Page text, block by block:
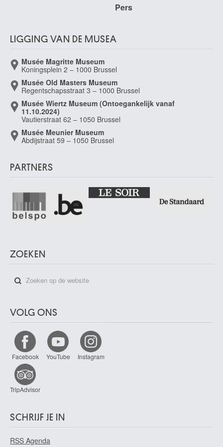
Pers
LIGGING VAN DE MUSEA
Musée Magritte Museum
Koningsplein 2 – 1000 Brussel
Musée Old Masters Museum
Regentschapsstraat 3 – 1000 Brussel
Musée Wiertz Museum (Ontoegankelijk vanaf
11.10.2024)
Vautierstraat 62 – 1050 Brussel
Musée Meunier Museum
Abdijstraat 59 – 1050 Brussel
PARTNERS
ZOEKEN
VOLG ONS
Facebook YouTube Instagram
TripAdvisor
SCHRIJF JE IN
RSS Agenda